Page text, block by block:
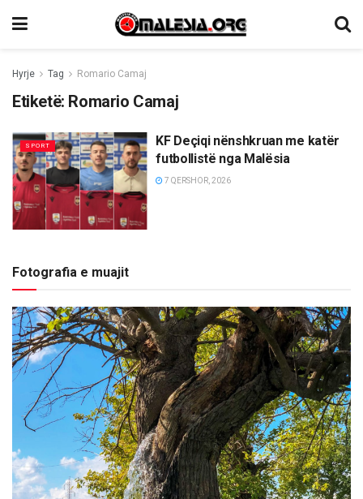
Hyrje Tag Romario Camaj
Etiketë: Romario Camaj
SPORT
KF Deçiqi nënshkruan me katër
futbollistë nga Malësia
7 QERSHOR, 2026
Fotografia e muajit